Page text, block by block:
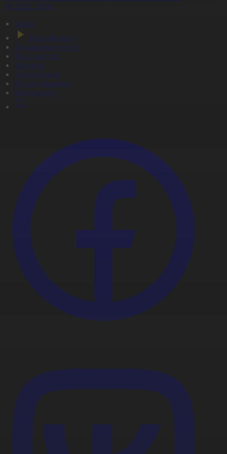
20:01
Басты
Тікелей эфир
Бағдарлама кестесі
Жаңалықтар
Жобалар
Телехикаялар
Мультсериалдар
Видеоархив